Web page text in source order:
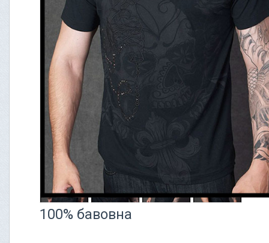
100% бавовна